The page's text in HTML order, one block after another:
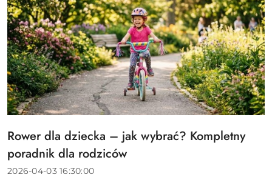
Tytuł
artykułu:
Rower dla dziecka – jak wybrać? Kompletny
poradnik dla rodziców
Data
2026-04-03 16:30:00